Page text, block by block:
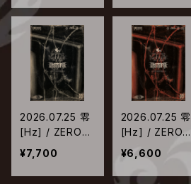
/ いっち! いっち!!
【サイン会参加権
付】
2026.07.25 零
[Hz] / ZEROH
Z LIVE TOUR
2025 Nebul∀
SAGA2 FINA
¥7,700
2026.07.25 零
[Hz] / ZEROH
Z LIVE TOUR
2025 Nebul∀
SAGA2 FINA
¥6,600